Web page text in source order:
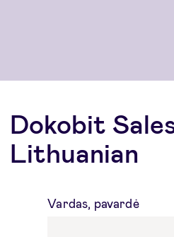
Dokobit
Lithuanian
Vardas, pavardė